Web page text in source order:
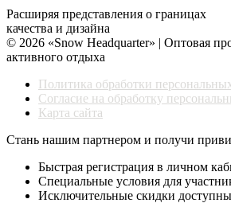
Расширяя представления о границах
качества и дизайна
© 2026 «Snow Headquarter» | Оптовая
активного отдыха
Политика обработки
Согласие на обработку
Карта сайта
Стань нашим партнером и получи
Быстрая регистрация в личном
Специальные условия для
Исключительные скидки